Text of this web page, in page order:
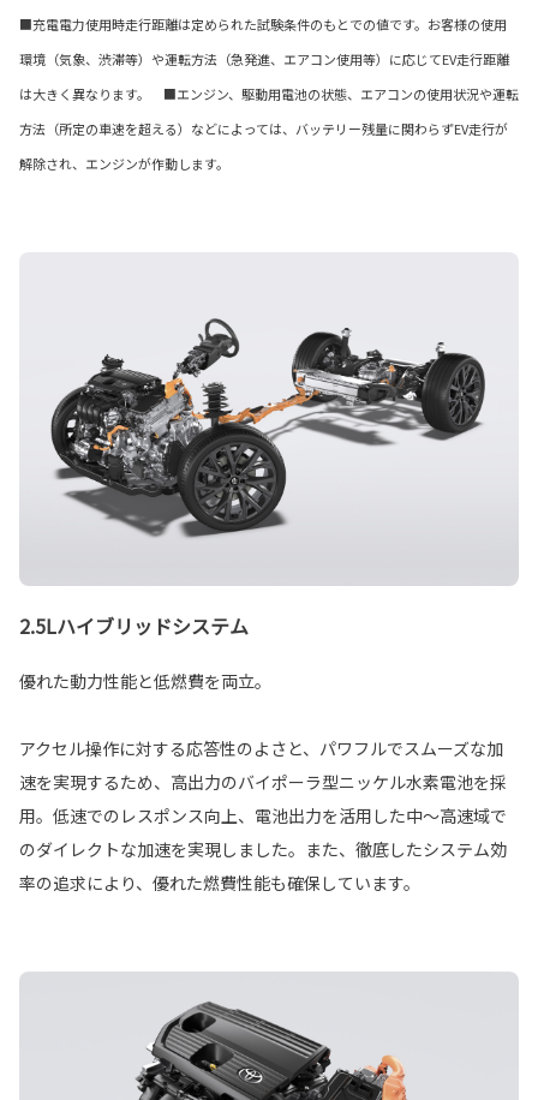
■充電電力使用時走行距離は定められた試験条件のもとでの値です。お客様の使用
環境（気象、渋滞等）や運転方法（急発進、エアコン使用等）に応じてEV走行距離
は大きく異なります。 ■エンジン、駆動用電池の状態、エアコンの使用状況や運転
方法（所定の車速を超える）などによっては、バッテリー残量に関わらずEV走行が
解除され、エンジンが作動します。
2.5Lハイブリッドシステム
優れた動力性能と低燃費を両立。
アクセル操作に対する応答性のよさと、パワフルでスムーズな加
速を実現するため、高出力のバイポーラ型ニッケル水素電池を採
用。低速でのレスポンス向上、電池出力を活用した中～高速域で
のダイレクトな加速を実現しました。また、徹底したシステム効
率の追求により、優れた燃費性能も確保しています。